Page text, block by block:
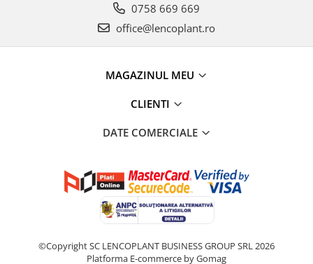
0758 669 669
office@lencoplant.ro
MAGAZINUL MEU
CLIENTI
DATE COMERCIALE
©Copyright SC LENCOPLANT BUSINESS GROUP SRL 2026
Platforma E-commerce by Gomag